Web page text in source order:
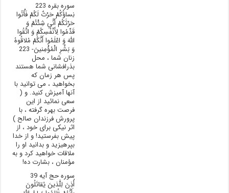
سوره بقره 223
نِساؤُکُمْ حَرْثٌ لَکُمْ فَأْتُوا
حَرْثَکُمْ أَنَّي شِئْتُمْ وَ
قَدِّمُوا لِأَنْفُسِکُمْ وَ اتَّقُوا
اللَّهَ وَ اعْلَمُوا أَنَّکُمْ مُلاقُوهُ
وَ بَشِّرِ الْمُؤْمِنينَ- 223
زنان شما ، محل
بذرافشانی شما هستند
پس هر زمان که
بخواهید ، می توانید با
آنها آمیزش کنید. و (
سعی نمائید از این
فرصت بهره گرفته ، با
پرورش فرزندان صالح )
اثر نیکی برای خود ، از
پیش بفرستید! و از خدا
بپرهیزید و بدانید او را
ملاقات خواهید کرد و به
مؤمنان ، بشارت ده!
سوره حج آیه 39
أُذِنَ لِلَّذينَ يُقاتَلُونَ